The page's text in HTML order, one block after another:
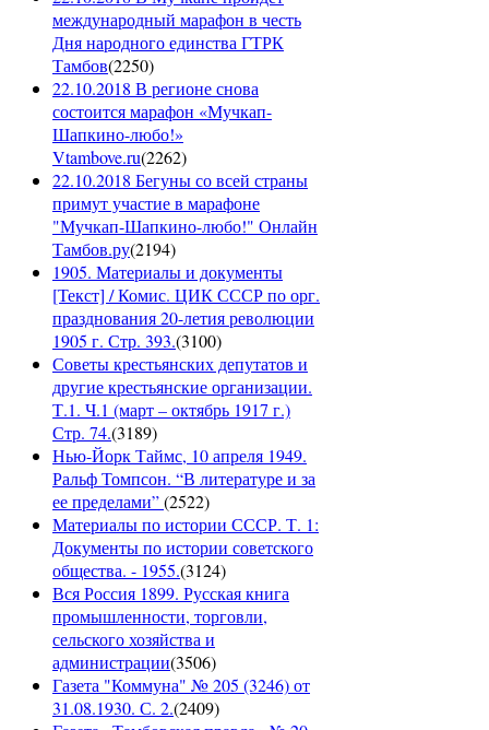
международный марафон в честь
Дня народного единства ГТРК
Тамбов(2250)
22.10.2018 В регионе снова
состоится марафон «Мучкап-
Шапкино-любо!»
Vtambove.ru(2262)
22.10.2018 Бегуны со всей страны
примут участие в марафоне
"Мучкап-Шапкино-любо!" Онлайн
Тамбов.ру(2194)
1905. Материалы и документы
[Текст] / Комис. ЦИК СССР по орг.
празднования 20-летия революции
1905 г. Стр. 393.(3100)
Советы крестьянских депутатов и
другие крестьянские организации.
Т.1. Ч.1 (март – октябрь 1917 г.)
Стр. 74.(3189)
Нью-Йорк Таймс, 10 апреля 1949.
Ральф Томпсон. “В литературе и за
ее пределами”(2522)
Материалы по истории СССР. Т. 1:
Документы по истории советского
общества. - 1955.(3124)
Вся Россия 1899. Русская книга
промышленности, торговли,
сельского хозяйства и
администрации(3506)
Газета "Коммуна" № 205 (3246) от
31.08.1930. С. 2.(2409)